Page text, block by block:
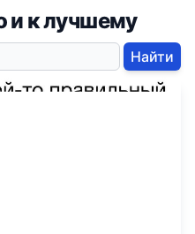
и к лучшему
Найти